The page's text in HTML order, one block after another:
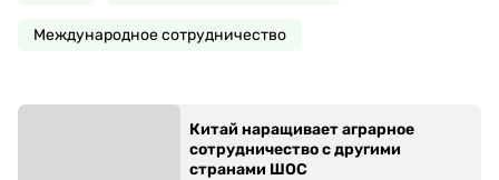
Международное сотрудничество
Китай наращивает аграрное
сотрудничество с другими
странами ШОС